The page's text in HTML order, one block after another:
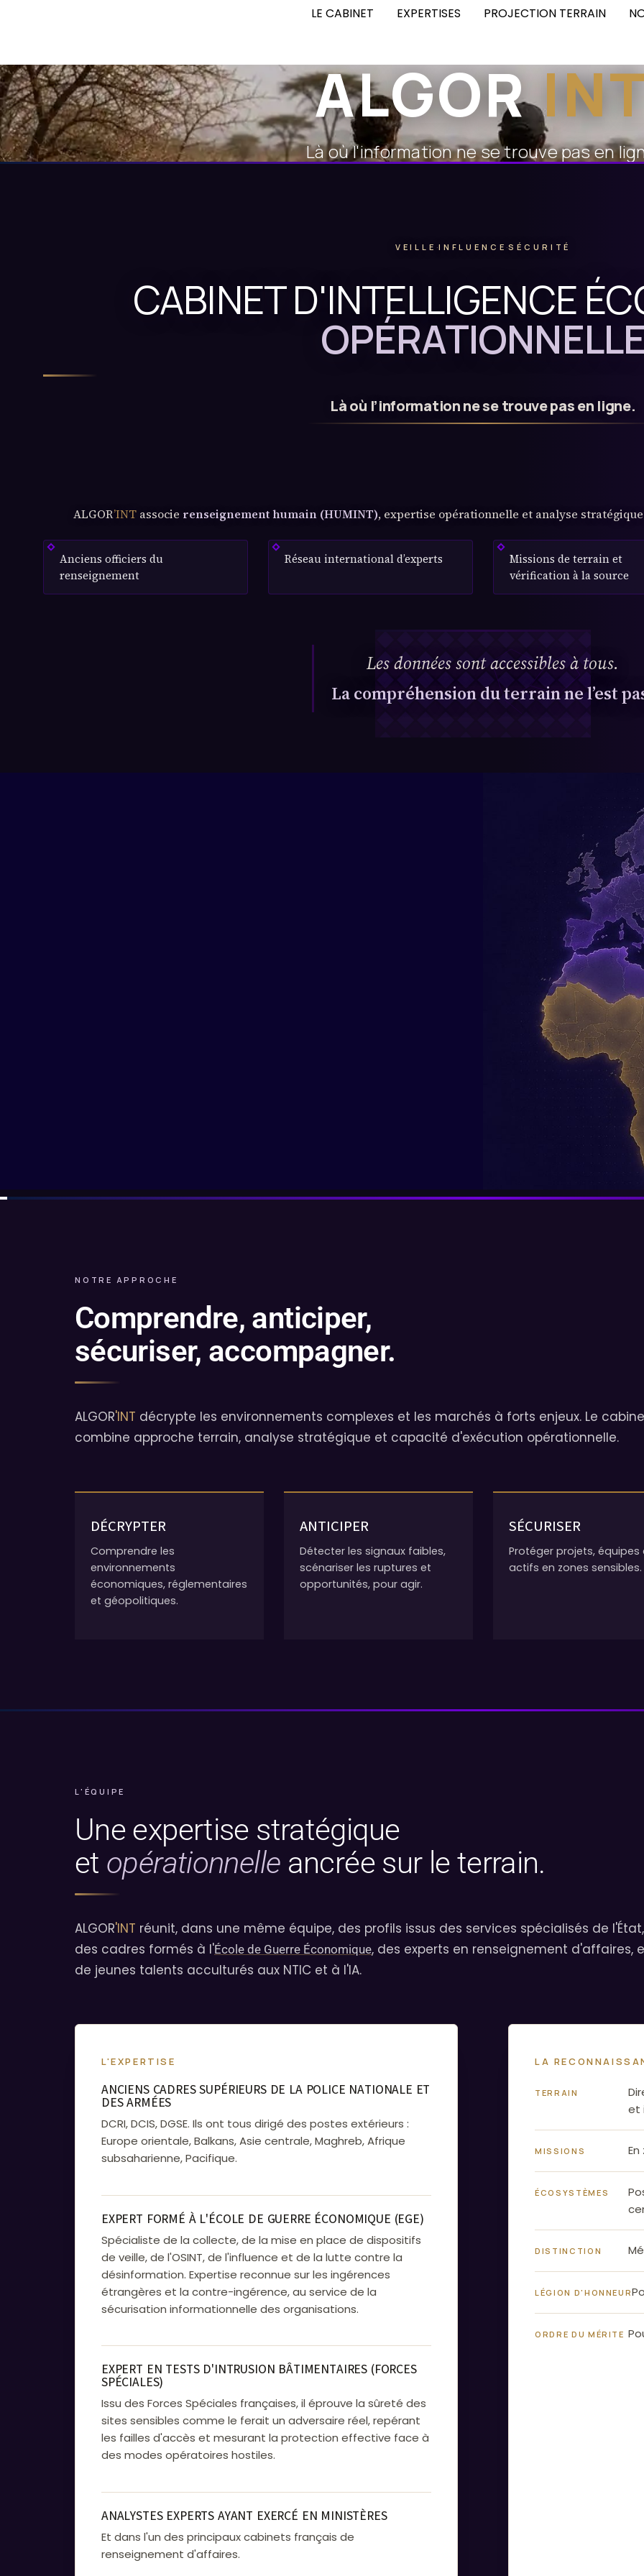
LE CABINET EXPERTISES PROJECTION TERRAIN
ALGOR
Là où l'information ne se trouve pas en
VEILLE ·INFLUENCE ·SÉCURITÉ
CABINET D'INTELLIGENCE
Là où l’information ne se trouve pas en ligne.
ALGOR’INTassocie renseignement humain (HUMINT), expertise opérationnelle et analyse
Anciens officiers du
renseignement
Réseau international d’experts
Missions de terrain et
vérification à la source
Les données sont accessibles à tous.
La compréhension du terrain ne l’est
NOTRE APPROCHE
Comprendre, anticiper,
sécuriser, accompagner.
ALGOR'INT décrypte les environnements complexes et les marchés à forts enjeux. Le
combine approche terrain, analyse stratégique et capacité d'exécution opérationnelle.
DÉCRYPTER
Comprendre les
environnements
économiques, réglementaires
et géopolitiques.
ANTICIPER
Détecter les signaux faibles,
scénariser les ruptures et
opportunités, pour agir.
SÉCURISER
Protéger projets, équipes
actifs en zones sensibles.
L'ÉQUIPE
Une expertise stratégique
et opérationnelle ancrée sur le terrain.
ALGOR'INT réunit, dans une même équipe, des profils issus des services spécialisés de l'État,
des cadres formés à l'École de Guerre Économique, des experts en renseignement d'affaires,
de jeunes talents acculturés aux NTIC et à l'IA.
L'EXPERTISE
ANCIENS CADRES SUPÉRIEURS DE LA POLICE NATIONALE ET
DES ARMÉES
DCRI, DCIS, DGSE. Ils ont tous dirigé des postes extérieurs :
Europe orientale, Balkans, Asie centrale, Maghreb, Afrique
subsaharienne, Pacifique.
EXPERT FORMÉ À L'ÉCOLE DE GUERRE ÉCONOMIQUE (EGE)
Spécialiste de la collecte, de la mise en place de dispositifs
de veille, de l'OSINT, de l'influence et de la lutte contre la
désinformation. Expertise reconnue sur les ingérences
étrangères et la contre-ingérence, au service de la
sécurisation informationnelle des organisations.
EXPERT EN TESTS D'INTRUSION BÂTIMENTAIRES (FORCES
SPÉCIALES)
Issu des Forces Spéciales françaises, il éprouve la sûreté des
sites sensibles comme le ferait un adversaire réel, repérant
les failles d'accès et mesurant la protection effective face à
des modes opératoires hostiles.
ANALYSTES EXPERTS AYANT EXERCÉ EN MINISTÈRES
Et dans l'un des principaux cabinets français de
renseignement d'affaires.
LA
TERRAIN
et
MISSIONS
ÉCOSYSTÈMES
DISTINCTION
LÉGION D'HONNEUR
ORDRE DU MÉRITE